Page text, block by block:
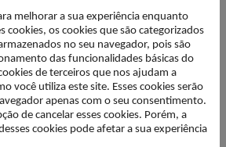
PARTILHAR
melhorar a sua experiência enquanto
cookies, os cookies que são categorizados
no seu navegador, pois são
das funcionalidades básicas do
de terceiros que nos ajudam a
você utiliza este site. Esses cookies serão
apenas com o seu consentimento.
de cancelar esses cookies. Porém, a
cookies pode afetar a sua experiência